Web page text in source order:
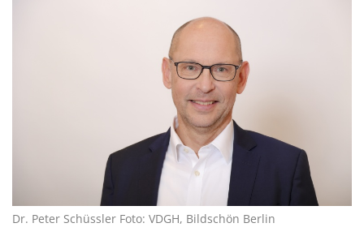
Dr. Peter Schüssler Foto: VDGH, Bildschön Berlin